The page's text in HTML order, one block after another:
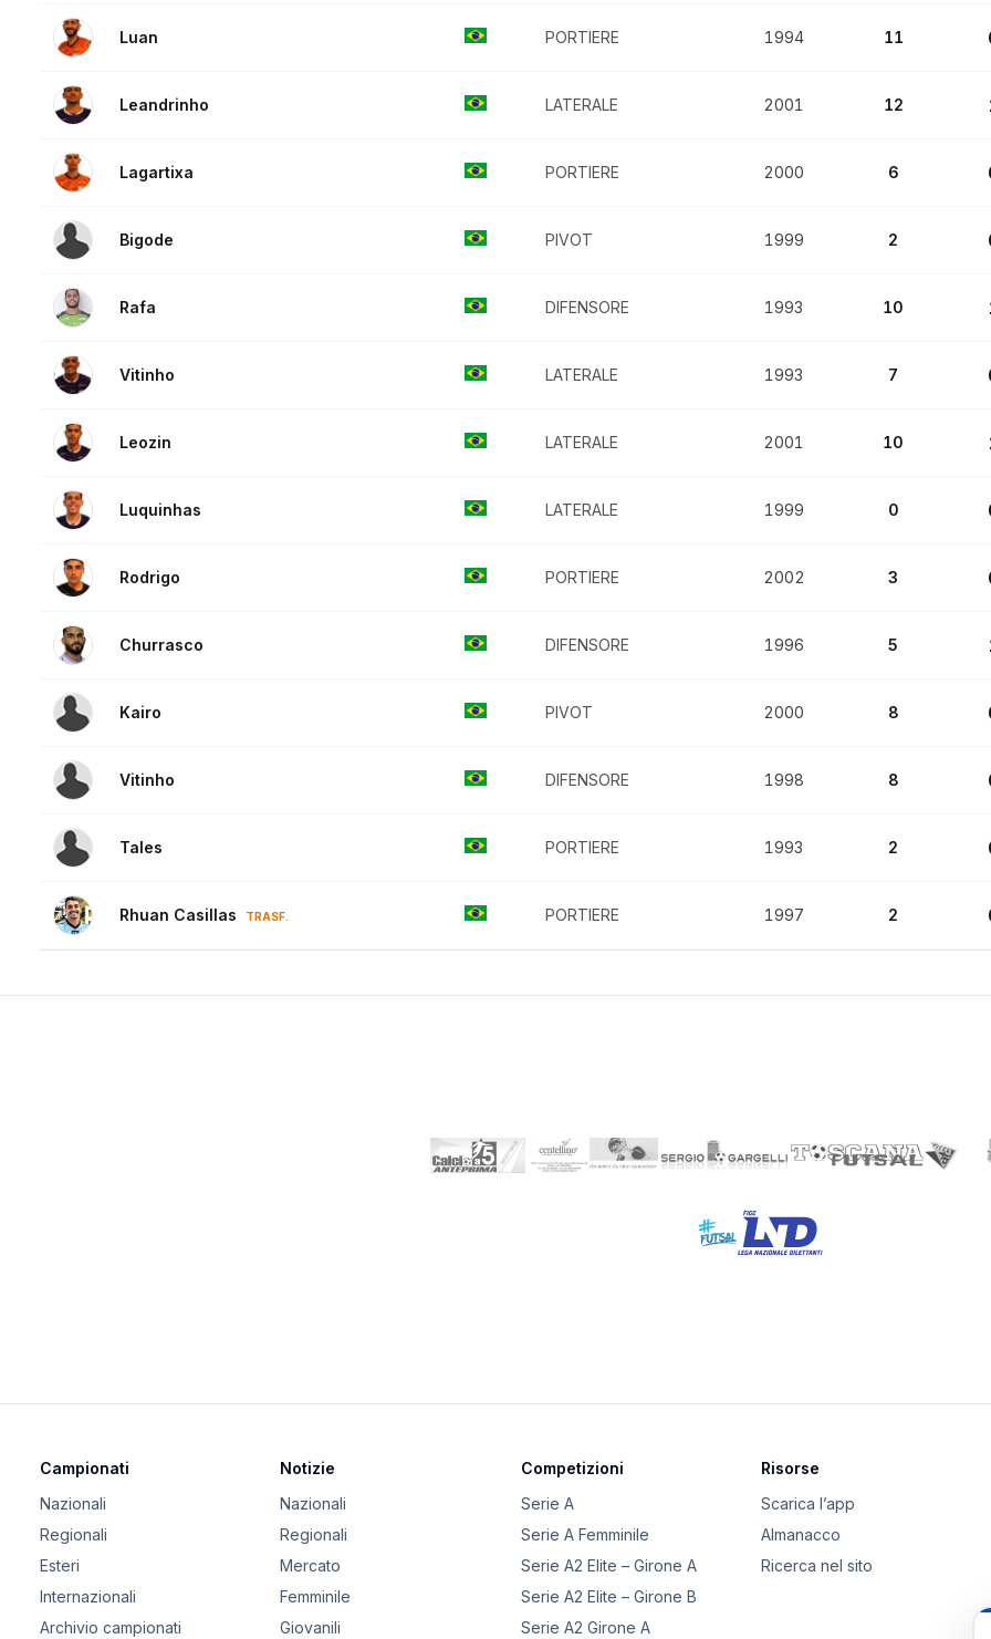
Luan PORTIERE 1994 11
Leandrinho LATERALE 2001 12
Lagartixa PORTIERE 2000 6
Bigode PIVOT 1999 2
Rafa DIFENSORE 1993 10
Vitinho LATERALE 1993 7
Leozin LATERALE 2001 10
Luquinhas LATERALE 1999 0
Rodrigo PORTIERE 2002 3
Churrasco DIFENSORE 1996 5
Kairo PIVOT 2000 8
Vitinho DIFENSORE 1998 8
Tales PORTIERE 1993 2
Rhuan Casillas TRASF. PORTIERE 1997 2
Campionati
Nazionali
Regionali
Esteri
Internazionali
Archivio campionati
Notizie
Nazionali
Regionali
Mercato
Femminile
Giovanili
Competizioni
Serie A
Serie A Femminile
Serie A2 Elite – Girone A
Serie A2 Elite – Girone B
Serie A2 Girone A
Risorse
Scarica l’app
Almanacco
Ricerca nel sito